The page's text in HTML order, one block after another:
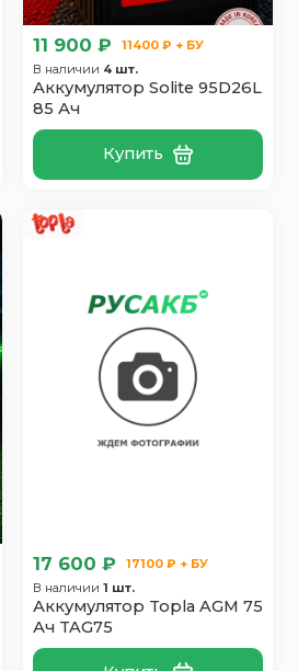
11 900 ₽
11400 ₽ + БУ
В наличии 4 шт.
Аккумулятор Solite 95D26L
85 Ач
Купить
17 600 ₽
17100 ₽ + БУ
В наличии 1 шт.
Аккумулятор Topla AGM 75
Ач TAG75